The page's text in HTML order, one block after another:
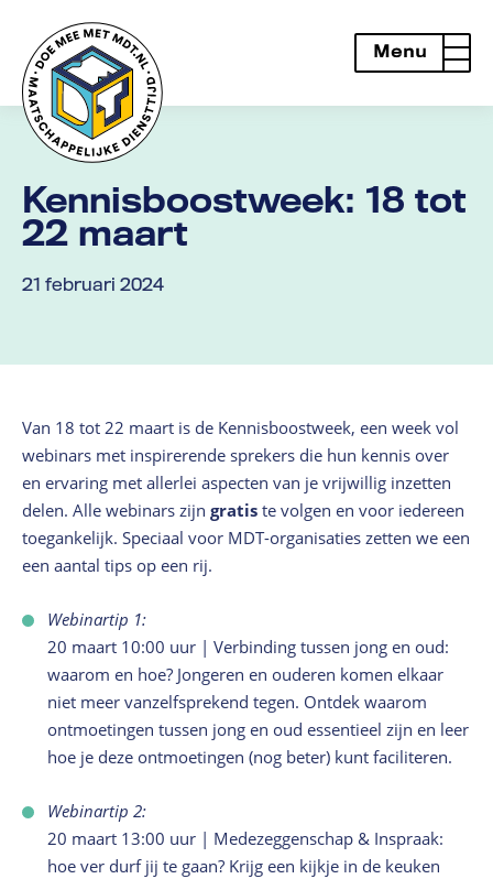
Menu
openen
Kennisboostweek: 18 tot
22 maart
21 februari 2024
Van 18 tot 22 maart is de Kennisboostweek, een week vol
webinars met inspirerende sprekers die hun kennis over
en ervaring met allerlei aspecten van je vrijwillig inzetten
delen. Alle webinars zijn gratis te volgen en voor iedereen
toegankelijk. Speciaal voor MDT-organisaties zetten we een
een aantal tips op een rij.
Webinartip 1:
20 maart 10:00 uur | Verbinding tussen jong en oud:
waarom en hoe? Jongeren en ouderen komen elkaar
niet meer vanzelfsprekend tegen. Ontdek waarom
ontmoetingen tussen jong en oud essentieel zijn en leer
hoe je deze ontmoetingen (nog beter) kunt faciliteren.
Webinartip 2:
20 maart 13:00 uur | Medezeggenschap & Inspraak:
hoe ver durf jij te gaan? Krijg een kijkje in de keuken